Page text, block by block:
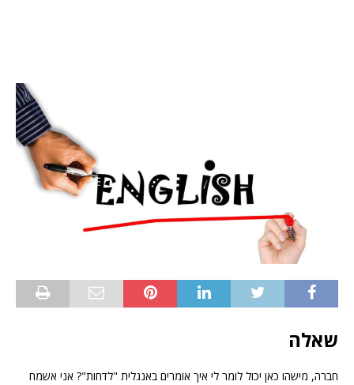
שאלה
חברה, מישהו כאן יכול לומר לי איך אומרים באנגלית "לדחות"? אני אשמח